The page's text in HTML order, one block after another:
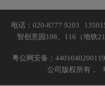
电话：020-8777 9203
智创意园108、116（地铁
粤公网安备：
公司版权所有，